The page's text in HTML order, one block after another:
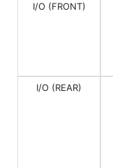
I/O (FRONT)
I/O (REAR)